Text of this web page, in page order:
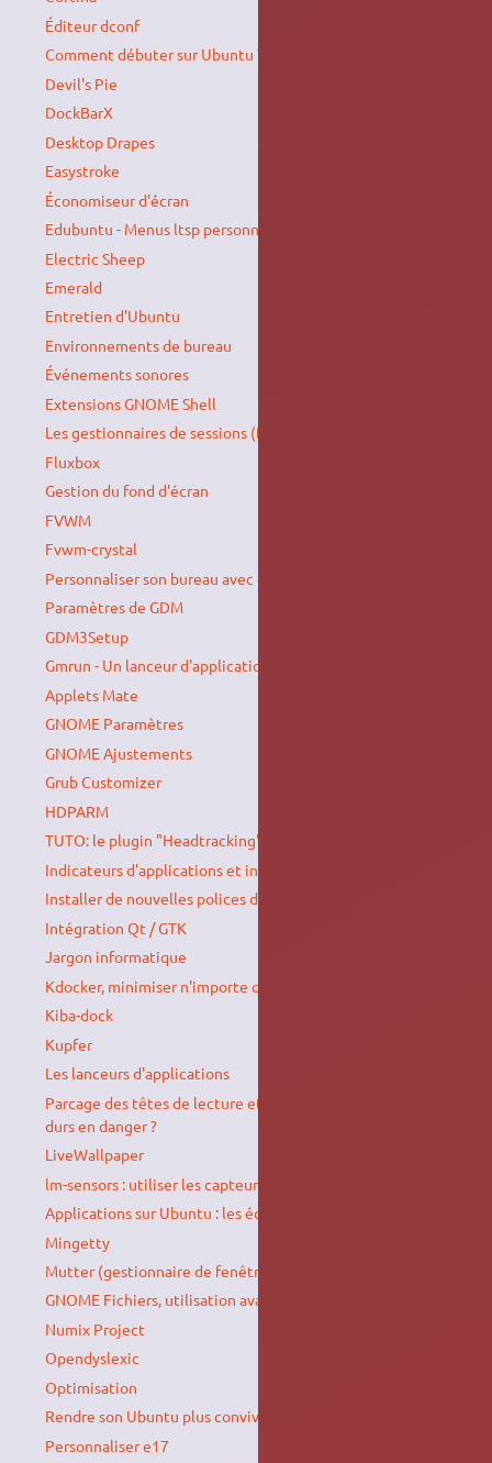
Éditeur dconf
Comment débuter sur Ubuntu ?
Devil's Pie
DockBarX
Desktop Drapes
Easystroke
Économiseur d'écran
Edubuntu - Menus ltsp personnalisés
Electric Sheep
Emerald
Entretien d'Ubuntu
Environnements de bureau
Événements sonores
Extensions GNOME Shell
Les gestionnaires de sessions (fenêtres de connexion)
Fluxbox
Gestion du fond d'écran
FVWM
Fvwm-crystal
Personnaliser son bureau avec gDesklets
Paramètres de GDM
GDM3Setup
Gmrun - Un lanceur d'applications pour Linux
Applets Mate
GNOME Paramètres
GNOME Ajustements
Grub Customizer
HDPARM
TUTO: le plugin "Headtracking" de Klange pour compiz
Indicateurs d'applications et indicateurs système
Installer de nouvelles polices de caractères
Intégration Qt / GTK
Jargon informatique
Kdocker, minimiser n'importe quelle fenêtre
Kiba-dock
Kupfer
Les lanceurs d'applications
Parcage des têtes de lecture et gestion d'énergie : disques
durs en danger ?
LiveWallpaper
lm-sensors : utiliser les capteurs matériels
Applications sur Ubuntu : les équivalences
Mingetty
Mutter (gestionnaire de fenêtres)
GNOME Fichiers, utilisation avancée
Numix Project
Opendyslexic
Optimisation
Rendre son Ubuntu plus convivial
Personnaliser e17